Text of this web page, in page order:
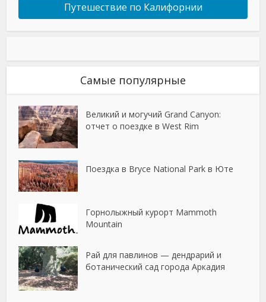
Путешествие по Калифорнии
Самые популярные
Великий и могучий Grand Canyon:
отчет о поездке в West Rim
Поездка в Bryce National Park в Юте
Горнолыжный курорт Mammoth
Mountain
Рай для павлинов — дендрарий и
ботанический сад города Аркадия